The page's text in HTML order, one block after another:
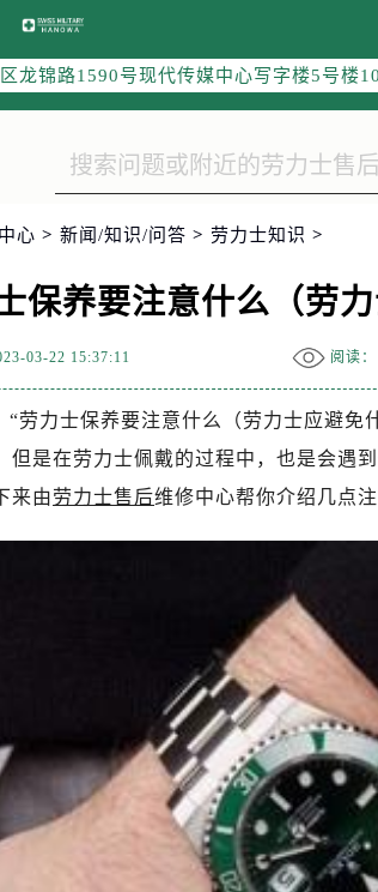
区南京东路299号宏伊国际广场写字楼8层
中山南路1号（新街口）南京中心写字楼22
龙锦路1590号现代传媒中心写字楼5号楼
淮海东路29号苏宁广场IFC国际金融中心
区世纪大道5号盐城金融城写字楼1号楼16层
大闸南路500号来福士广场办公楼20层
区东市南街777号金华万达广场写字楼4号楼
区胜利东路379号世茂天际中心写字楼8层
新区红谷中大道998号绿地双子塔（中央
区经十路11111号华润中心写字楼（万象城
环市东路371-375号世界贸易中心大厦南
深南东路5001号华润大厦写字楼17层
区湖滨东路95号华润大厦写字楼B座11层
区五四路128-1号恒力城写字楼15层03室（
区人民东路6号SAC东原中心写字楼24层
区观音桥步行街2号融恒时代广场写字楼9层
区定王台街道建湘路393号世茂环球金融中
区铭功路10号华润大厦写字楼29层2905室（
区解放路15号亨得利名表服务中心（品牌授
区中街路137号亨得利名表服务中心（品牌
区中街路83号亨得利名表服务中心（品牌授
心 > 新闻/知识/问答 > 劳力士知识 >
保养要注意什么（劳力
03-22 15:37:11 阅读
“劳力士保养要注意什么（劳力士应避免
但是在劳力士佩戴的过程中，也是会遇
来由劳力士售后维修中心帮你介绍几点注